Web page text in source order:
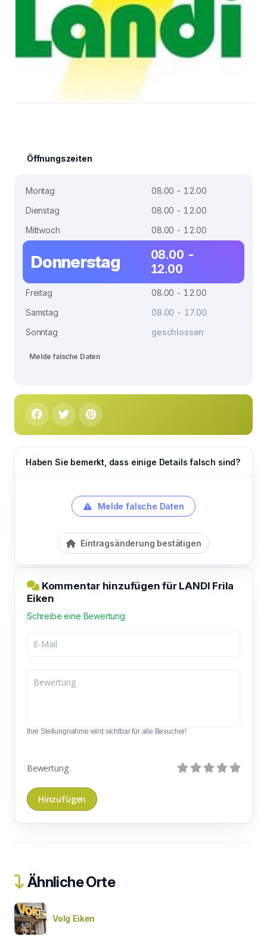
Öffnungszeiten
Montag
08.00 - 12.00
Dienstag
08.00 - 12.00
Mittwoch
08.00 - 12.00
Donnerstag
08.00 -
12.00
Freitag
08.00 - 12.00
Samstag
08.00 - 17.00
Sonntag
geschlossen
Melde falsche Daten
Haben Sie bemerkt, dass einige Details falsch sind?
Melde falsche Daten
Eintragsänderung bestätigen
Kommentar hinzufügen für LANDI Frila
Eiken
Schreibe eine Bewertung
Ihre Stellungnahme wird sichtbar für alle Besucher!
Bewertung
Ähnliche Orte
Volg Eiken